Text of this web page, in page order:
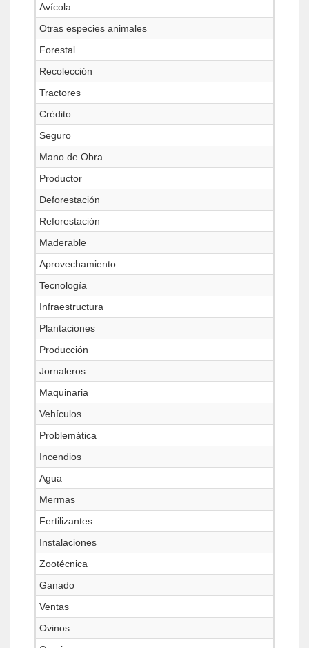
Avícola
Otras especies animales
Forestal
Recolección
Tractores
Crédito
Seguro
Mano de Obra
Productor
Deforestación
Reforestación
Maderable
Aprovechamiento
Tecnología
Infraestructura
Plantaciones
Producción
Jornaleros
Maquinaria
Vehículos
Problemática
Incendios
Agua
Mermas
Fertilizantes
Instalaciones
Zootécnica
Ganado
Ventas
Ovinos